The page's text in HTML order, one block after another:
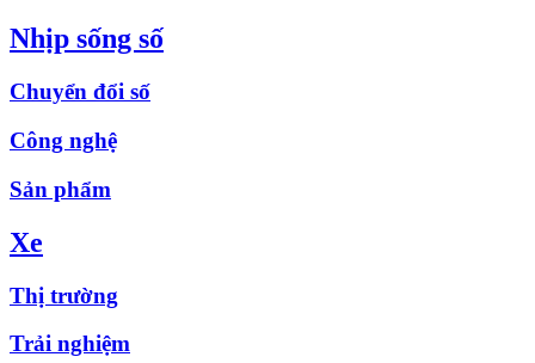
Nhịp sống số
Chuyển đổi số
Công nghệ
Sản phẩm
Xe
Thị trường
Trải nghiệm